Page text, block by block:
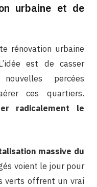
urbaine et de
rénovation urbaine
est de casser
percées
ces quartiers.
radicalement le
massive du
voient le jour pour
verts offrent un vrai